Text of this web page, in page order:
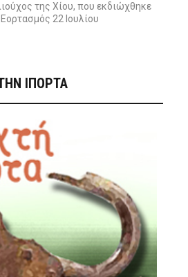
της Χίου, που εκδιώχθηκε
22 Ιουλίου
IΠΟΡΤΑ